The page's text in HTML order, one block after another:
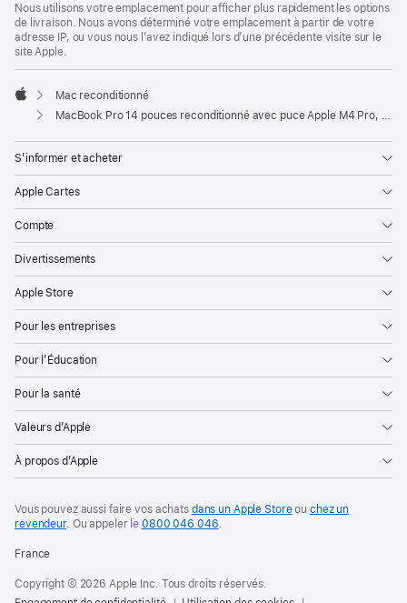
Nous utilisons votre emplacement pour afficher plus rapidement les options
de livraison. Nous avons déterminé votre emplacement à partir de votre
adresse IP, ou vous nous l’avez indiqué lors d’une précédente visite sur le
site Apple.
Apple
Mac reconditionné
MacBook Pro 14 pouces reconditionné avec puce Apple M4 Pro, CPU 14 cœurs, GPU 20 cœurs et écran nano-texturé - Noir sidéral
S’informer et acheter
Apple Cartes
Compte
Divertissements
Apple Store
Pour les entreprises
Pour l’Éducation
Pour la santé
Valeurs d’Apple
À propos d’Apple
Vous pouvez aussi faire vos achats dans un Apple Storeouchez un
revendeur. Ouappeler le0800 046 046.
France
Copyright © 2026 Apple Inc. Tous droits réservés.